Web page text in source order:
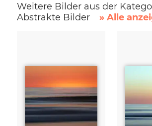
Weitere Bilder aus der
Abstrakte Bilder
» Alle